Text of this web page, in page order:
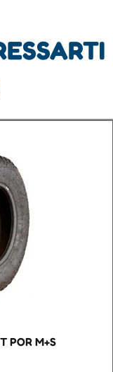
POR M+S